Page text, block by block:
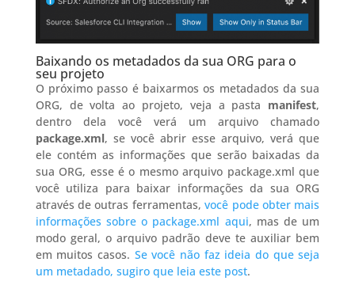
Baixando os metadados da sua ORG para o
seu projeto
O próximo passo é baixarmos os metadados da sua
ORG, de volta ao projeto, veja a pasta manifest,
dentro dela você verá um arquivo chamado
package.xml, se você abrir esse arquivo, verá que
ele contém as informações que serão baixadas da
sua ORG, esse é o mesmo arquivo package.xml que
você utiliza para baixar informações da sua ORG
através de outras ferramentas,você pode obter mais
informações sobre o package.xml aqui, mas de um
modo geral, o arquivo padrão deve te auxiliar bem
em muitos casos. Se você não faz ideia do que seja
um metadado, sugiro que leia este post.